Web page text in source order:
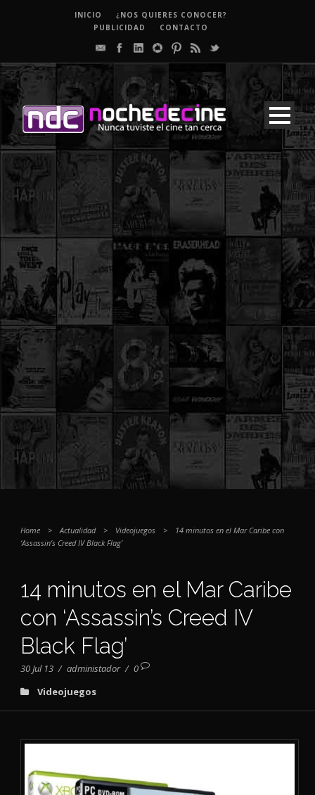
INICIO
¿NOS QUIERES CONOCER?
PUBLICIDAD
CONTACTO
Home > Actualidad > Videojuegos >
14 minutos en el Mar Caribe con
‘Assassin’s Creed IV Black Flag’
14 minutos en el Mar Caribe
con ‘Assassin’s Creed IV
Black Flag’
30 Jul 13 / administador / 0
Videojuegos